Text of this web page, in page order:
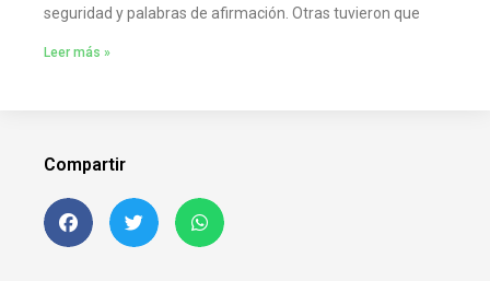
seguridad y palabras de afirmación. Otras tuvieron que
Leer más »
Compartir